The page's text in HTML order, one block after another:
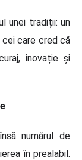
unei tradiții: un
cei care cred că
inovație și
numărul de
în prealabil.